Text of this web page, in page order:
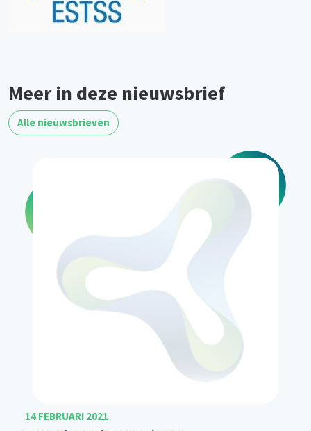
Meer in deze nieuwsbrief
Alle nieuwsbrieven
14 FEBRUARI 2021